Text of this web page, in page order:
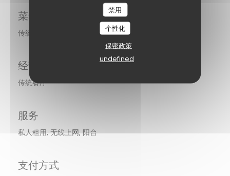
禁用
个性化
保密政策
undefined
菜肴
传统的法语
经营类型
传统餐厅
服务
私人租用, 无线上网, 阳台
支付方式